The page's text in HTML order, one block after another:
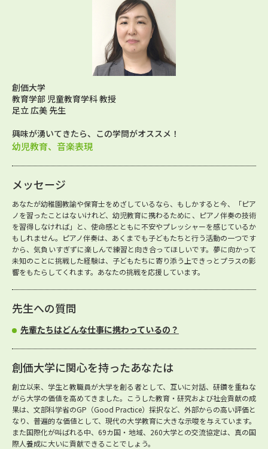
創価大学
教育学部 児童教育学科 教授
足立 広美 先生
興味が湧いてきたら、この学問がオススメ！
幼児教育、音楽表現
メッセージ
あなたが幼稚園教諭や保育士をめざしているなら、もしかすると今、「ピア
ノを習ったことはないけれど、幼児教育に携わるために、ピアノ伴奏の技術
を習得しなければ」と、使命感とともに不安やプレッシャーを感じているか
もしれません。ピアノ伴奏は、あくまでも子どもたちと行う活動の一つです
から、気負いすぎずに楽しんで練習と向き合ってほしいです。夢に向かって
未知のことに挑戦した経験は、子どもたちに寄り添う上できっとプラスの影
響をもたらしてくれます。あなたの挑戦を応援しています。
先生への質問
先輩たちはどんな仕事に携わっているの？
創価大学に関心を持ったあなたは
創立以来、学生と教職員が大学を創る者として、互いに対話、研鑽を重ねな
がら大学の価値を高めてきました。こうした教育・研究および社会貢献の成
果は、文部科学省のGP（Good Practice）採択など、外部からの高い評価と
なり、普遍的な価値として、現代の大学教育に大きな示唆を与えています。
また国際化が叫ばれる中、69カ国・地域、260大学との交流協定は、真の国
際人養成に大いに貢献できることでしょう。